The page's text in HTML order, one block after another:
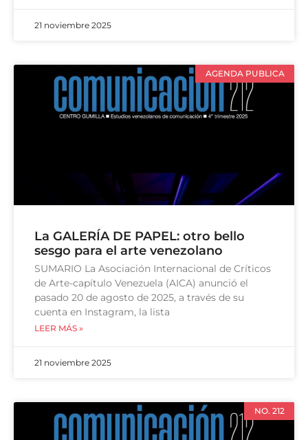
21 noviembre 2025
AGENDA PUBLICA
La GALERÍA DE PAPEL: otro bello
sesgo para el arte venezolano
SUMARIO La Asociación Internacional de Críticos
de Arte-capítulo Venezuela (AICA) anunció el
pasado 20 de agosto de 2025, a través de su
cuenta en Instagram, la lista
LEER MÁS »
21 noviembre 2025
NO. 212